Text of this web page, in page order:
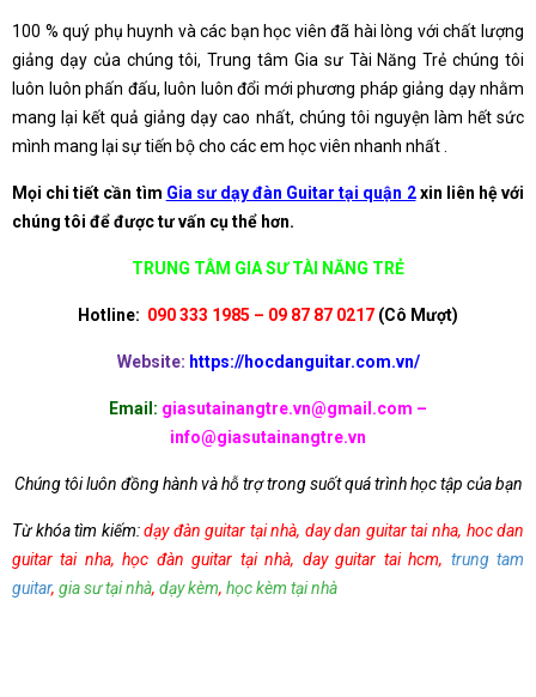
100 % quý phụ huynh và các bạn học viên đã hài lòng với chất lượng
giảng dạy của chúng tôi, Trung tâm Gia sư Tài Năng Trẻ chúng tôi
luôn luôn phấn đấu, luôn luôn đổi mới phương pháp giảng dạy nhằm
mang lại kết quả giảng dạy cao nhất, chúng tôi nguyện làm hết sức
mình mang lại sự tiến bộ cho các em học viên nhanh nhất .
Mọi chi tiết cần tìm Gia sư dạy đàn Guitar tại quận 2xin liên hệ với
chúng tôi để được tư vấn cụ thể hơn.
TRUNG TÂM GIA SƯ TÀI NĂNG TRẺ
Hot line: 090 333 1985 – 09 87 87 0217 (Cô Mượt)
Website: https://hocdanguitar.com.vn/
Email: giasutainangtre.vn@gmail.com –
info@giasutainangtre.vn
Chúng tôi luôn đồng hành và hỗ trợ trong suốt quá trình học tập của bạn
Từ khóa tìm kiếm:dạy đàn guitar tại nhà, day dan guitar tai nha, hoc dan
guitar tai nha,học đàn guitar tại nhà, day guitar tai hcm, trung tam
guitar, gia sư tại nhà, dạy kèm, học kèm tại nhà